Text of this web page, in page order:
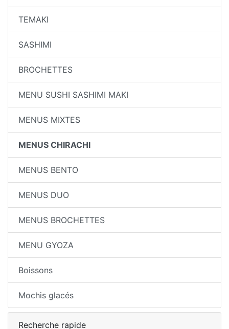
TEMAKI
SASHIMI
BROCHETTES
MENU SUSHI SASHIMI MAKI
MENUS MIXTES
MENUS CHIRACHI
MENUS BENTO
MENUS DUO
MENUS BROCHETTES
MENU GYOZA
Boissons
Mochis glacés
Recherche rapide